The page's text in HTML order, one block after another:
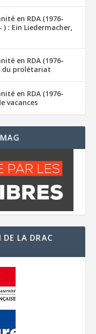
en RDA (1976-
) : Ein Liedermacher,
en RDA (1976-
du prolétariat
en RDA (1976-
vacances
DE LA DRAC